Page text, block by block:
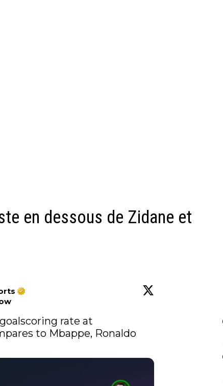
en dessous de Zidane et
rate at
to Mbappe, Ronaldo